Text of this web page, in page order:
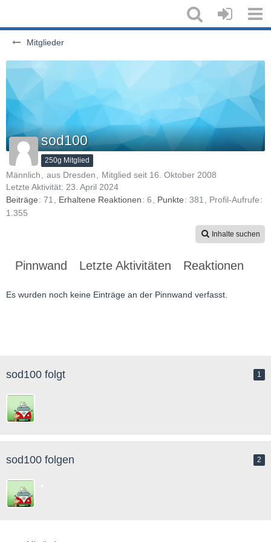
Mitglieder
sod100
250g Mitglied
Männlich aus Dresden
Mitglied seit 16. Oktober 2008
Letzte Aktivität: 23. April 2024
Beiträge
71 Erhaltene Reaktionen 6 Punkte 381
Profil-Aufrufe
1.355
Inhalte suchen
Pinnwand Letzte Aktivitäten Reaktionen
Es wurden noch keine Einträge an der Pinnwand verfasst.
sod100 folgt 1
sod100 folgen 2